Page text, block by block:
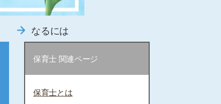
なるには
保育士 関連ページ
保育士とは